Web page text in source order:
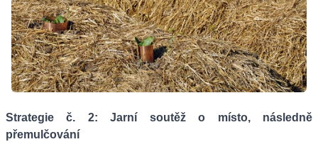
Strategie č. 2: Jarní soutěž o místo, následně
přemulčování